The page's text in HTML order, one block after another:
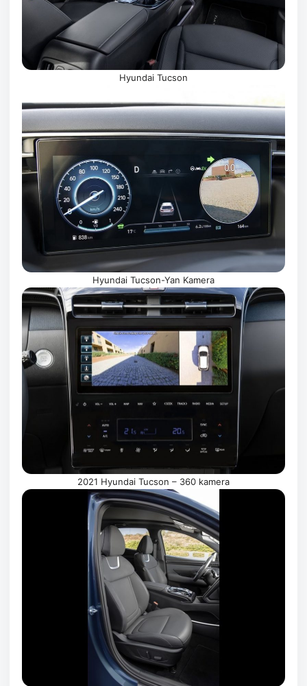
Hyundai Tucson
Hyundai Tucson-Yan Kamera
2021 Hyundai Tucson – 360 kamera